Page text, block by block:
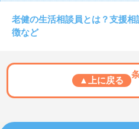
老健の生活相談員とは？支援
徴など
▲上に戻る